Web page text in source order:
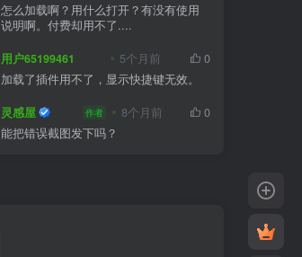
怎么加载啊？用什么打开？有没有使用
说明啊。付费却用不了....
用户65199461 5个月前
0
加载了插件用不了，显示快捷键无效。
灵感屋 作者 8个月前
0
能把错误截图发下吗？